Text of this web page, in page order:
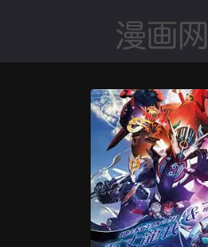
首页 动漫导航